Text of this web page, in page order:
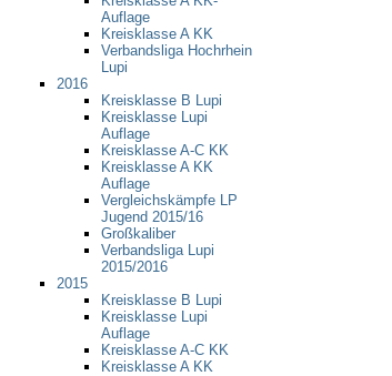
Auflage
Kreisklasse A KK
Verbandsliga Hochrhein
Lupi
2016
Kreisklasse B Lupi
Kreisklasse Lupi
Auflage
Kreisklasse A-C KK
Kreisklasse A KK
Auflage
Vergleichskämpfe LP
Jugend 2015/16
Großkaliber
Verbandsliga Lupi
2015/2016
2015
Kreisklasse B Lupi
Kreisklasse Lupi
Auflage
Kreisklasse A-C KK
Kreisklasse A KK